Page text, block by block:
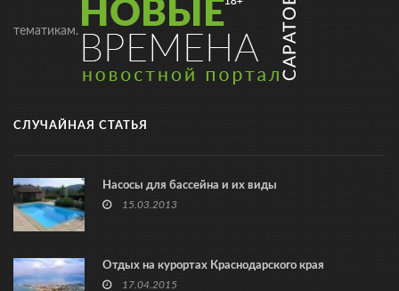
тематикам.
СЛУЧАЙНАЯ СТАТЬЯ
Насосы для бассейна и их виды
15.03.2013
Отдых на курортах Краснодарского края
17.04.2015